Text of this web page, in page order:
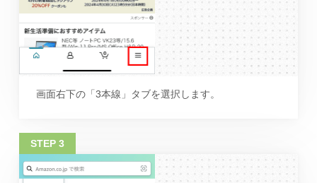
画面右下の「3本線」タブを選択します。